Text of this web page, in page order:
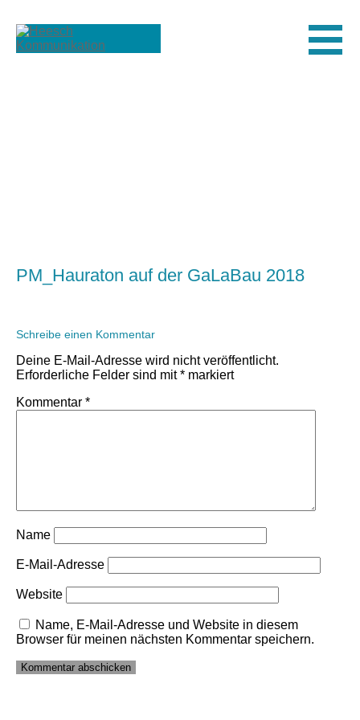
PM_Hauraton auf der GaLaBau 2018
Schreibe einen Kommentar
Deine E-Mail-Adresse wird nicht veröffentlicht.
Erforderliche Felder sind mit* markiert
Kommentar *
Name
E-Mail-Adresse
Website
Name, E-Mail-Adresse und Website in diesem
Browser für meinen nächsten Kommentar speichern.